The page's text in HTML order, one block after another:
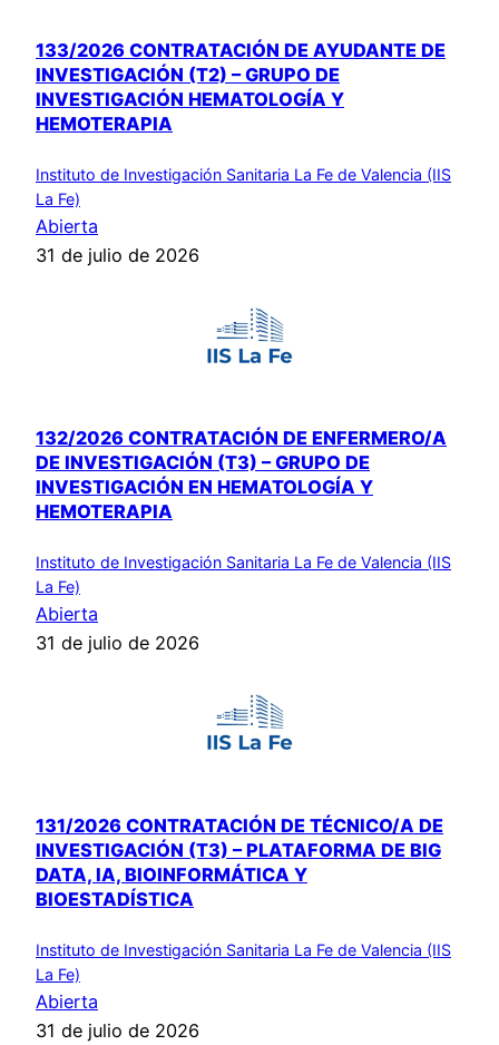
133/2026 CONTRATACIÓN DE AYUDANTE DE
INVESTIGACIÓN (T2) – GRUPO DE
INVESTIGACIÓN HEMATOLOGÍA Y
HEMOTERAPIA
Instituto de Investigación Sanitaria La Fe de Valencia (IIS
La Fe)
Abierta
31 de julio de 2026
132/2026 CONTRATACIÓN DE ENFERMERO/A
DE INVESTIGACIÓN (T3) – GRUPO DE
INVESTIGACIÓN EN HEMATOLOGÍA Y
HEMOTERAPIA
Instituto de Investigación Sanitaria La Fe de Valencia (IIS
La Fe)
Abierta
31 de julio de 2026
131/2026 CONTRATACIÓN DE TÉCNICO/A DE
INVESTIGACIÓN (T3) – PLATAFORMA DE BIG
DATA, IA, BIOINFORMÁTICA Y
BIOESTADÍSTICA
Instituto de Investigación Sanitaria La Fe de Valencia (IIS
La Fe)
Abierta
31 de julio de 2026